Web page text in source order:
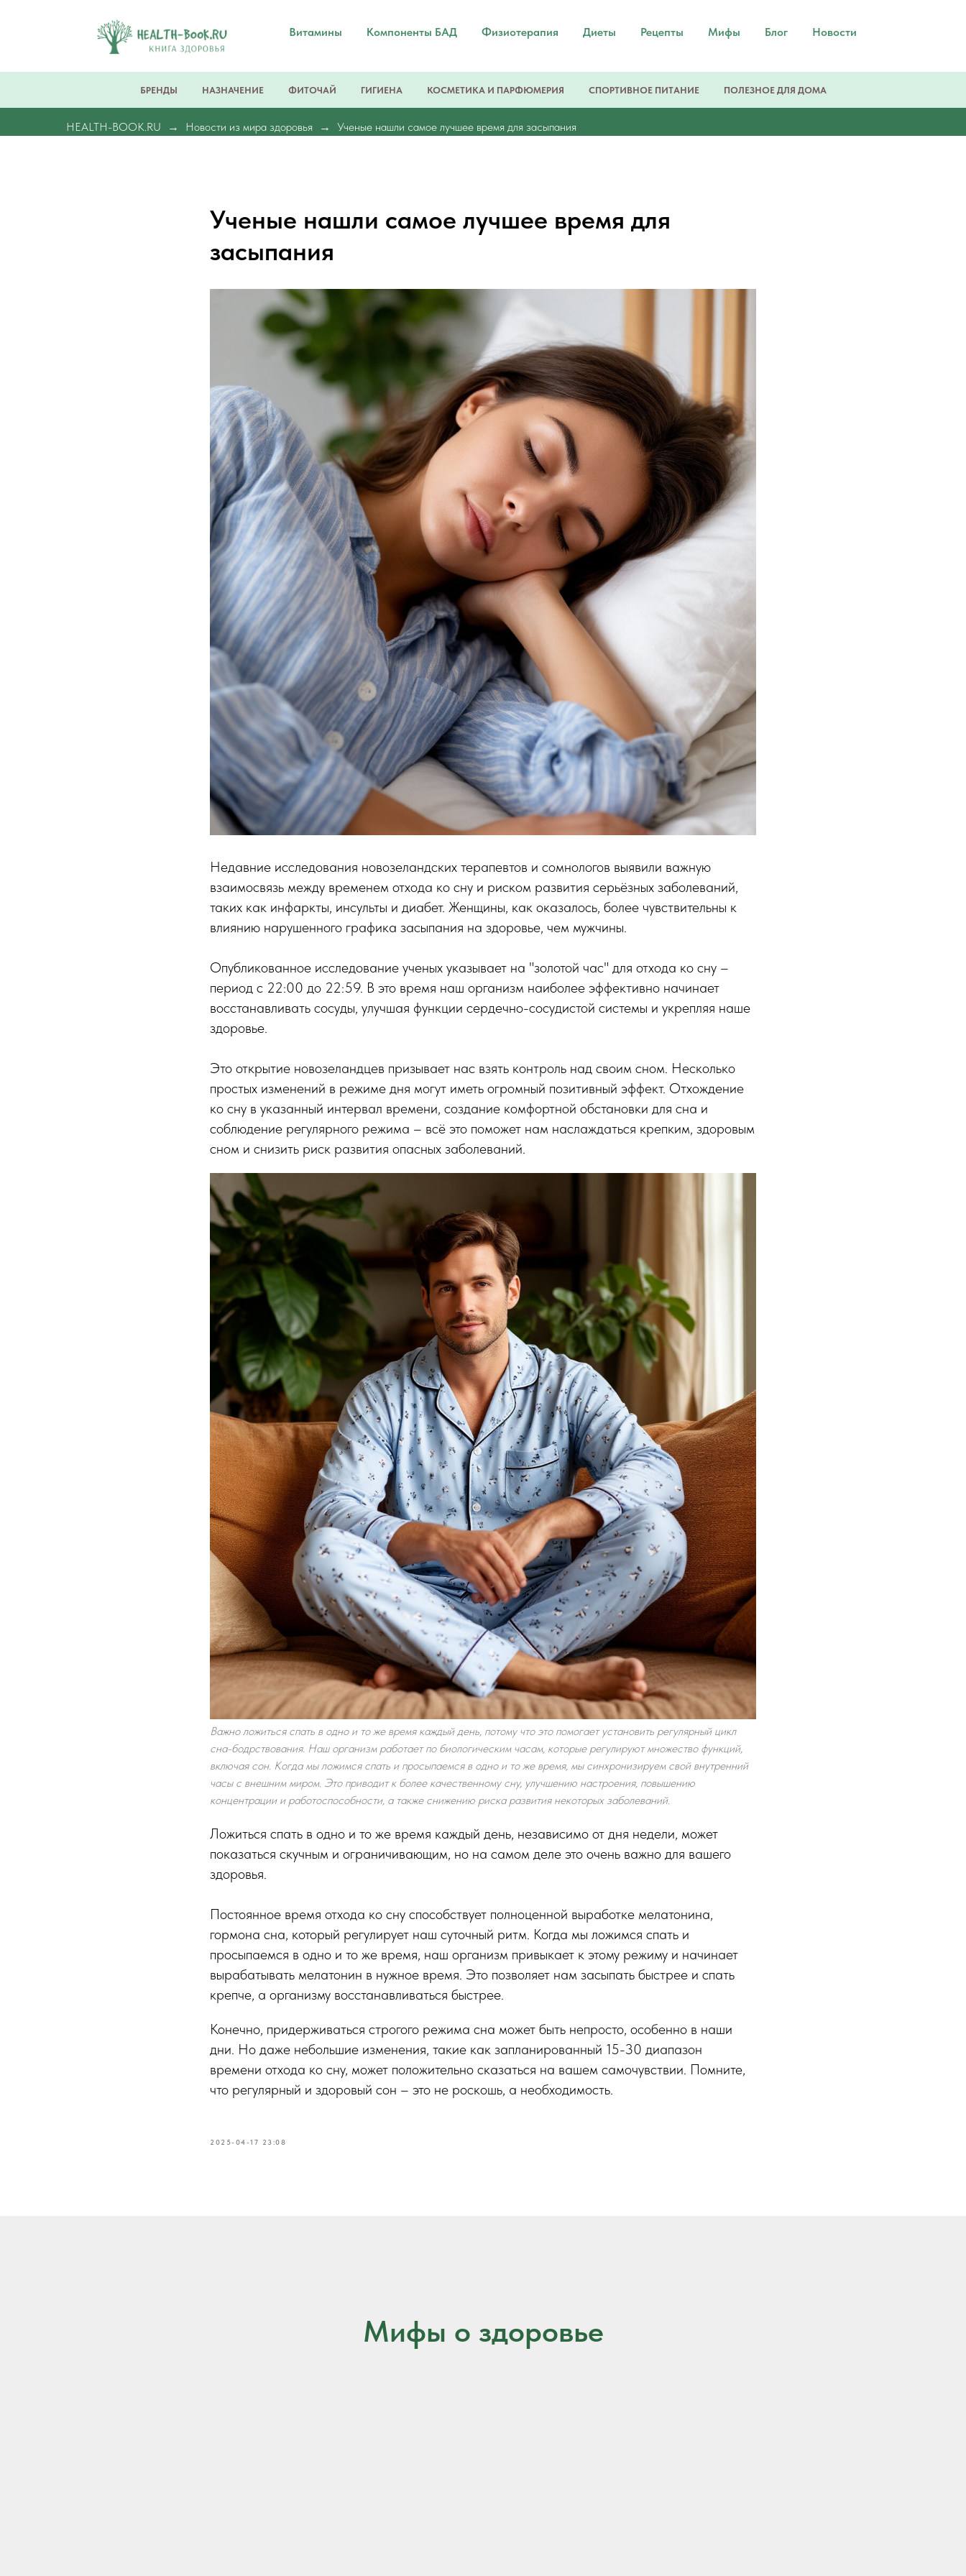
Витамины Компоненты БАД Физиотерапия Диеты Рецепты Мифы Блог Новости
БРЕНДЫ НАЗНАЧЕНИЕ ФИТОЧАЙ ГИГИЕНА КОСМЕТИКА И ПАРФЮМЕРИЯ СПОРТИВНОЕ ПИТАНИЕ ПОЛЕЗНОЕ ДЛЯ ДОМА
HEALTH-BOOK.RU Новости из мира здоровья Ученые нашли самое лучшее время для засыпания
Ученые нашли самое лучшее время для
засыпания
Недавние исследования новозеландских терапевтов и сомнологов выявили важную
взаимосвязь между временем отхода ко сну и риском развития серьёзных заболеваний,
таких как инфаркты, инсульты и диабет. Женщины, как оказалось, более чувствительны к
влиянию нарушенного графика засыпания на здоровье, чем мужчины.
Опубликованное исследование ученых указывает на "золотой час" для отхода ко сну –
период с 22:00 до 22:59. В это время наш организм наиболее эффективно начинает
восстанавливать сосуды, улучшая функции сердечно-сосудистой системы и укрепляя наше
здоровье.
Это открытие новозеландцев призывает нас взять контроль над своим сном. Несколько
простых изменений в режиме дня могут иметь огромный позитивный эффект. Отхождение
ко сну в указанный интервал времени, создание комфортной обстановки для сна и
соблюдение регулярного режима – всё это поможет нам наслаждаться крепким, здоровым
сном и снизить риск развития опасных заболеваний.
Важно ложиться спать в одно и то же время каждый день, потому что это помогает установить регулярный цикл
сна-бодрствования. Наш организм работает по биологическим часам, которые регулируют множество функций,
включая сон. Когда мы ложимся спать и просыпаемся в одно и то же время, мы синхронизируем свой внутренний
часы с внешним миром. Это приводит к более качественному сну, улучшению настроения, повышению
концентрации и работоспособности, а также снижению риска развития некоторых заболеваний.
Ложиться спать в одно и то же время каждый день, независимо от дня недели, может
показаться скучным и ограничивающим, но на самом деле это очень важно для вашего
здоровья.
Постоянное время отхода ко сну способствует полноценной выработке мелатонина,
гормона сна, который регулирует наш суточный ритм. Когда мы ложимся спать и
просыпаемся в одно и то же время, наш организм привыкает к этому режиму и начинает
вырабатывать мелатонин в нужное время. Это позволяет нам засыпать быстрее и спать
крепче, а организму восстанавливаться быстрее.
Конечно, придерживаться строгого режима сна может быть непросто, особенно в наши
дни. Но даже небольшие изменения, такие как запланированный 15-30 диапазон
времени отхода ко сну, может положительно сказаться на вашем самочувствии. Помните,
что регулярный и здоровый сон – это не роскошь, а необходимость.
2025-04-17 23:08
Мифы о здоровье